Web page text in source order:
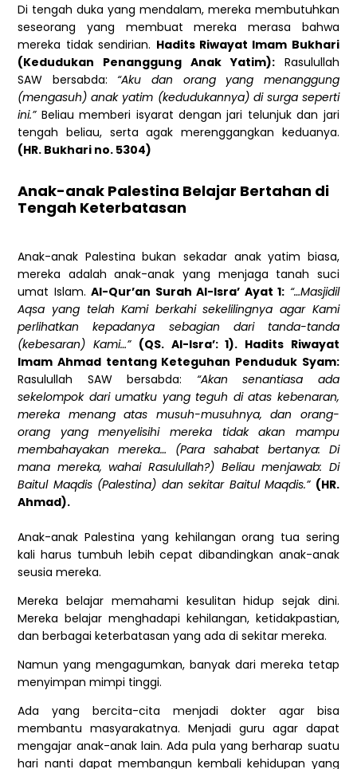
Di tengah duka yang mendalam, mereka membutuhkan
seseorang yang membuat mereka merasa bahwa
mereka tidak sendirian. Hadits Riwayat Imam Bukhari
(Kedudukan Penanggung Anak Yatim):Rasulullah
SAW bersabda:“Aku dan orang yang menanggung
(mengasuh) anak yatim (kedudukannya) di surga seperti
ini.”Beliau memberi isyarat dengan jari telunjuk dan jari
tengah beliau, serta agak merenggangkan keduanya.
(HR. Bukhari no. 5304)
Anak-anak Palestina Belajar Bertahan di
Tengah Keterbatasan
Anak-anak Palestina bukan sekadar anak yatim biasa,
mereka adalah anak-anak yang menjaga tanah suci
umat Islam.Al-Qur’an Surah Al-Isra’ Ayat 1: “…Masjidil
Aqsa yang telah Kami berkahi sekelilingnya agar Kami
perlihatkan kepadanya sebagian dari tanda-tanda
(kebesaran) Kami…” (QS. Al-Isra’: 1). Hadits Riwayat
Imam Ahmad tentang Keteguhan Penduduk Syam:
Rasulullah SAW bersabda: “Akan senantiasa ada
sekelompok dari umatku yang teguh di atas kebenaran,
mereka menang atas musuh-musuhnya, dan orang-
orang yang menyelisihi mereka tidak akan mampu
membahayakan mereka… (Para sahabat bertanya: Di
mana mereka, wahai Rasulullah?) Beliau menjawab: Di
Baitul Maqdis (Palestina) dan sekitar Baitul Maqdis.” (HR.
Ahmad).
Anak-anak Palestina yang kehilangan orang tua sering
kali harus tumbuh lebih cepat dibandingkan anak-anak
seusia mereka.
Mereka belajar memahami kesulitan hidup sejak dini.
Mereka belajar menghadapi kehilangan, ketidakpastian,
dan berbagai keterbatasan yang ada di sekitar mereka.
Namun yang mengagumkan, banyak dari mereka tetap
menyimpan mimpi tinggi.
Ada yang bercita-cita menjadi dokter agar bisa
membantu masyarakatnya. Menjadi guru agar dapat
mengajar anak-anak lain. Ada pula yang berharap suatu
hari nanti dapat membangun kembali kehidupan yang